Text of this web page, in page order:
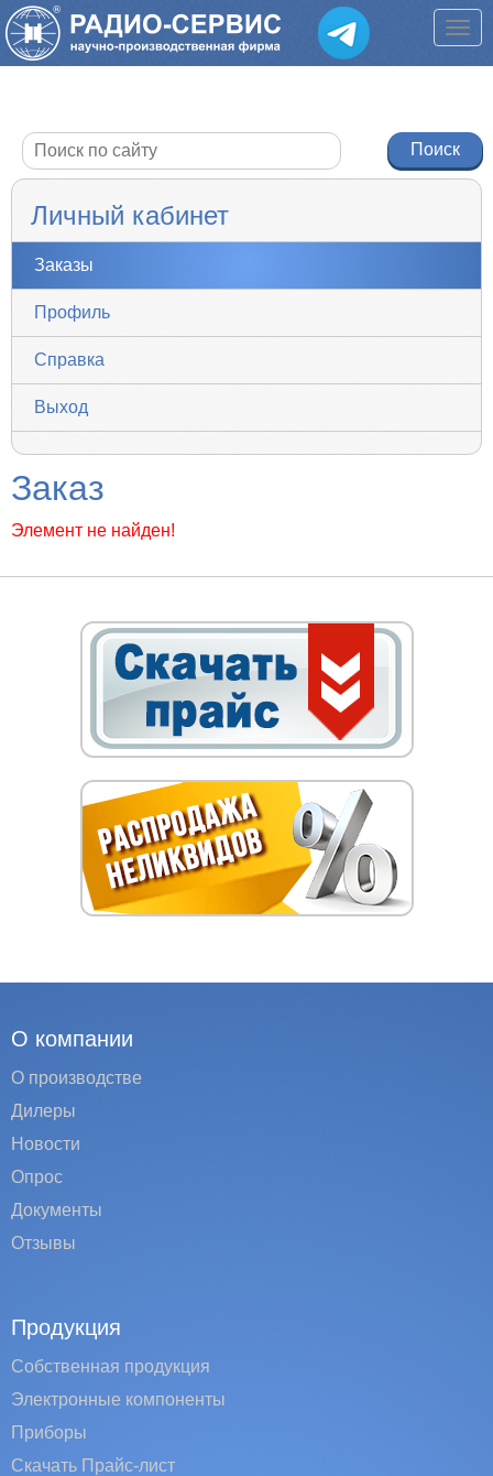
Личный кабинет
Заказы
Профиль
Справка
Выход
Заказ
Элемент не найден!
О компании
О производстве
Дилеры
Новости
Опрос
Документы
Отзывы
Продукция
Собственная продукция
Электронные компоненты
Приборы
Скачать Прайс-лист